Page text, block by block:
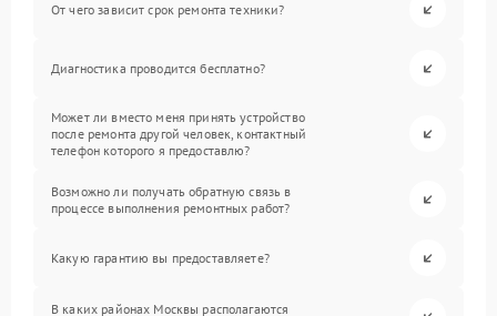
От чего зависит срок ремонта техники?
Диагностика проводится бесплатно?
Может ли вместо меня принять устройство
после ремонта другой человек, контактный
телефон которого я предоставлю?
Возможно ли получать обратную связь в
процессе выполнения ремонтных работ?
Какую гарантию вы предоставляете?
В каких районах Москвы располагаются